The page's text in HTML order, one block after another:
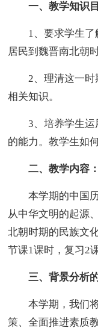
一、教学知识目
1、要求学生了
居民到魏晋南北朝
2、理清这一时
相关知识。
3、培养学生运
的能力。教学生如
二、教学内容：
本学期的中国历
从中华文明的起源
北朝时期的民族文
节课1课时，复习2
三、背景分析的
本学期，我们将
策、全面推进素质